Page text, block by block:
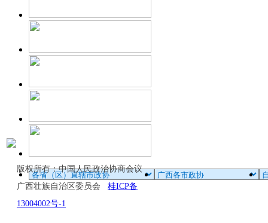
版权所有：中国人民政治协商会议
广西壮族自治区委员会 桂ICP备
13004002号-1